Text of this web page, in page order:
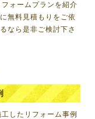
ォームプランを紹介
無料見積もりをご依
なら是非ご検討下さ
したリフォーム事例